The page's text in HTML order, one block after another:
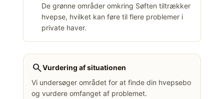
De grønne områder omkring Søften tiltrækker
hvepse, hvilket kan føre til flere problemer i
private haver.
searchVurdering af situationen
Vi undersøger området for at finde din hvepsebo
og vurdere omfanget af problemet.